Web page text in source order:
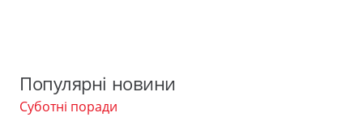
Популярні новини
Суботні поради